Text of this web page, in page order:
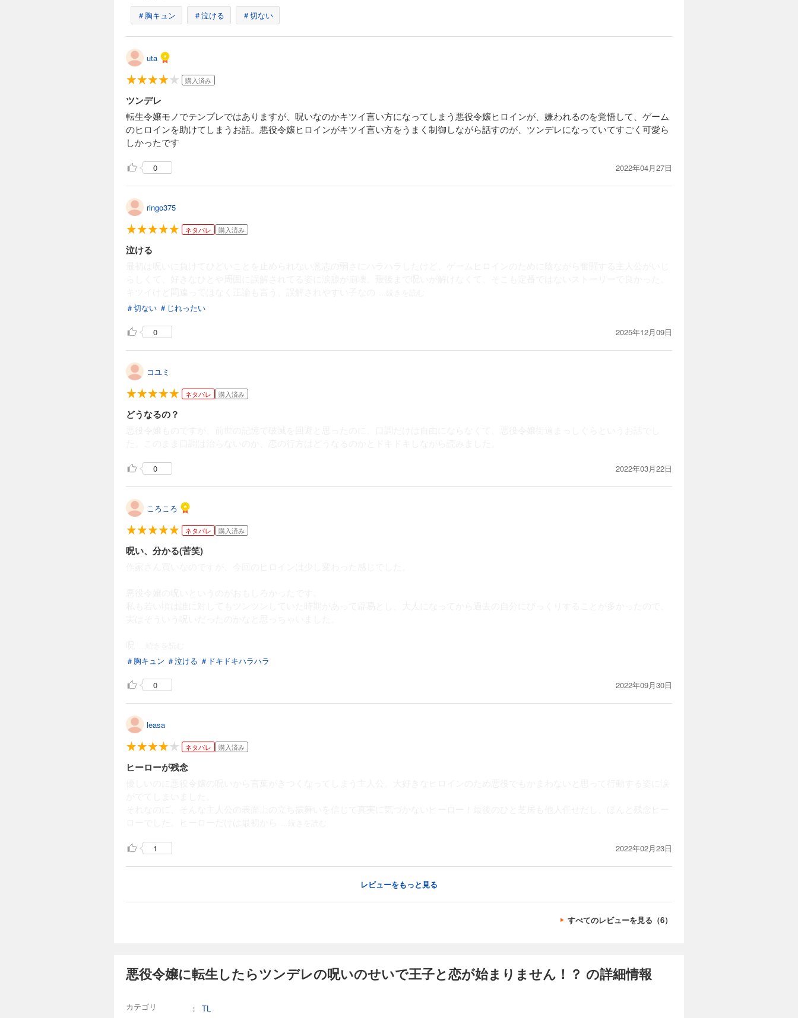
＃胸キュン ＃泣ける ＃切ない
uta
購入済み
ツンデレ
転生令嬢モノでテンプレではありますが、呪いなのかキツイ言い方になってしまう悪役令嬢ヒロインが、嫌われるのを覚悟して、ゲーム
のヒロインを助けてしまうお話。悪役令嬢ヒロインがキツイ言い方をうまく制御しながら話すのが、ツンデレになっていてすごく可愛ら
しかったです
0 2022年04月27日
ringo375
ネタバレ 購入済み
泣ける
＃切ない ＃じれったい
0 2025年12月09日
コユミ
ネタバレ 購入済み
どうなるの？
0 2022年03月22日
ころころ
ネタバレ 購入済み
呪い、分かる(苦笑)
＃胸キュン ＃泣ける ＃ドキドキハラハラ
0 2022年09月30日
leasa
ネタバレ 購入済み
ヒーローが残念
1 2022年02月23日
レビューをもっと見る
すべてのレビューを見る（6）
悪役令嬢に転生したらツンデレの呪いのせいで王子と恋が始まりません！？ の詳細情報
カテゴリ ：
TL